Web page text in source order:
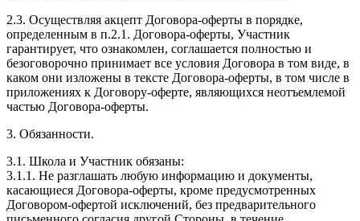
2.3. Осуществляя акцепт Договора-оферты в порядке,
определенным в п.2.1. Договора-оферты, Участник
гарантирует, что ознакомлен, соглашается полностью и
безоговорочно принимает все условия Договора в том виде, в
каком они изложены в тексте Договора-оферты, в том числе в
приложениях к Договору-оферте, являющихся неотъемлемой
частью Договора-оферты.
3. Обязанности.
3.1. Школа и Участник обязаны:
3.1.1. Не разглашать любую информацию и документы,
касающиеся Договора-оферты, кроме предусмотренных
Договором-офертой исключений, без предварительного